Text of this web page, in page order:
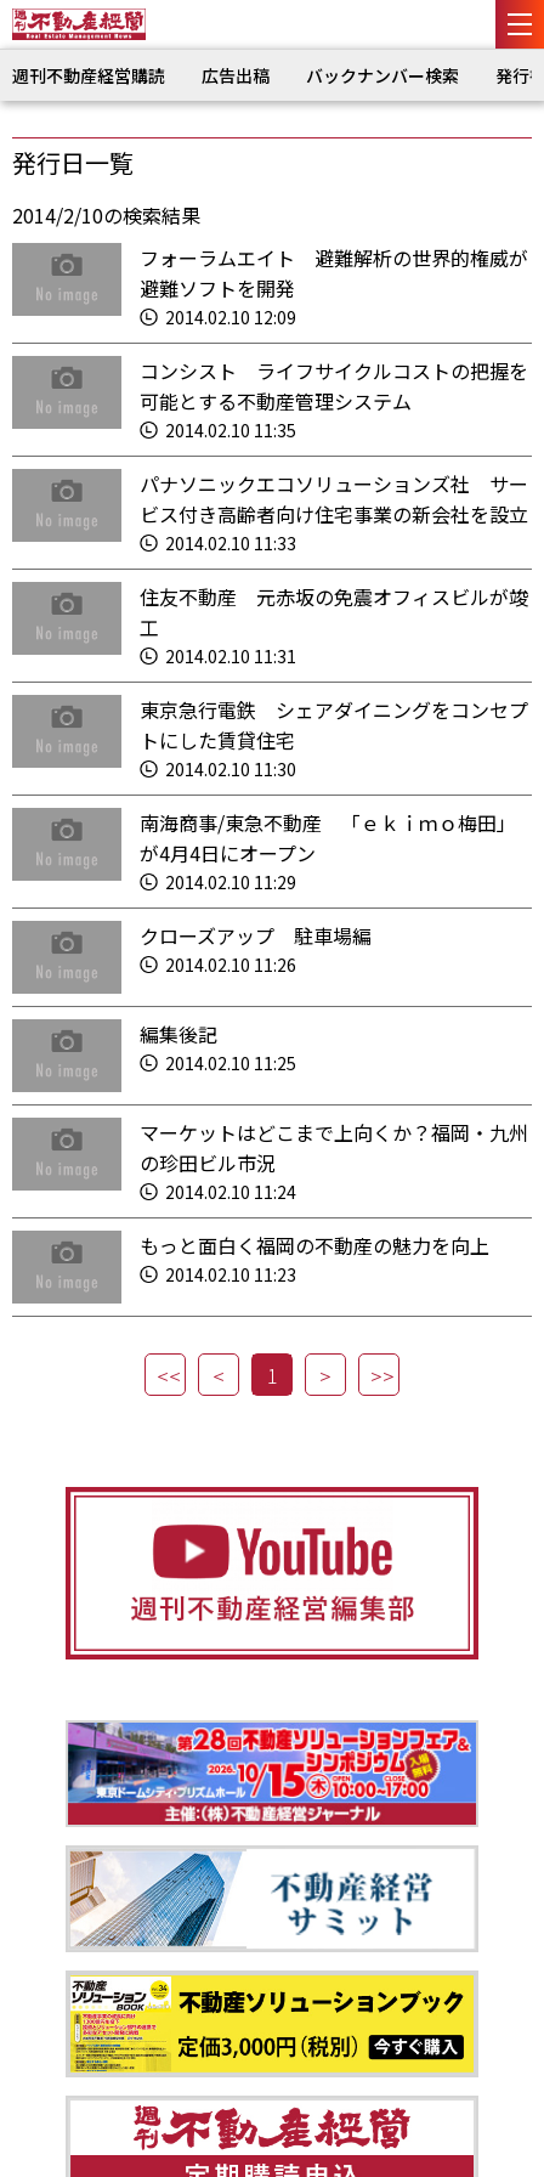
週刊不動産経営購読 広告出稿 バックナンバー検索 発行
発行日一覧
2014/2/10の検索結果
フォーラムエイト 避難解析の世界的権威が
避難ソフトを開発
2014.02.10 12:09
コンシスト ライフサイクルコストの把握を
可能とする不動産管理システム
2014.02.10 11:35
パナソニックエコソリューションズ社 サー
ビス付き高齢者向け住宅事業の新会社を設立
2014.02.10 11:33
住友不動産 元赤坂の免震オフィスビルが竣
工
2014.02.10 11:31
東京急行電鉄 シェアダイニングをコンセプ
トにした賃貸住宅
2014.02.10 11:30
南海商事/東急不動産 「ｅｋｉｍｏ梅田」
が4月4日にオープン
2014.02.10 11:29
クローズアップ 駐車場編
2014.02.10 11:26
編集後記
2014.02.10 11:25
マーケットはどこまで上向くか？福岡・九州
の珍田ビル市況
2014.02.10 11:24
もっと面白く福岡の不動産の魅力を向上
2014.02.10 11:23
1